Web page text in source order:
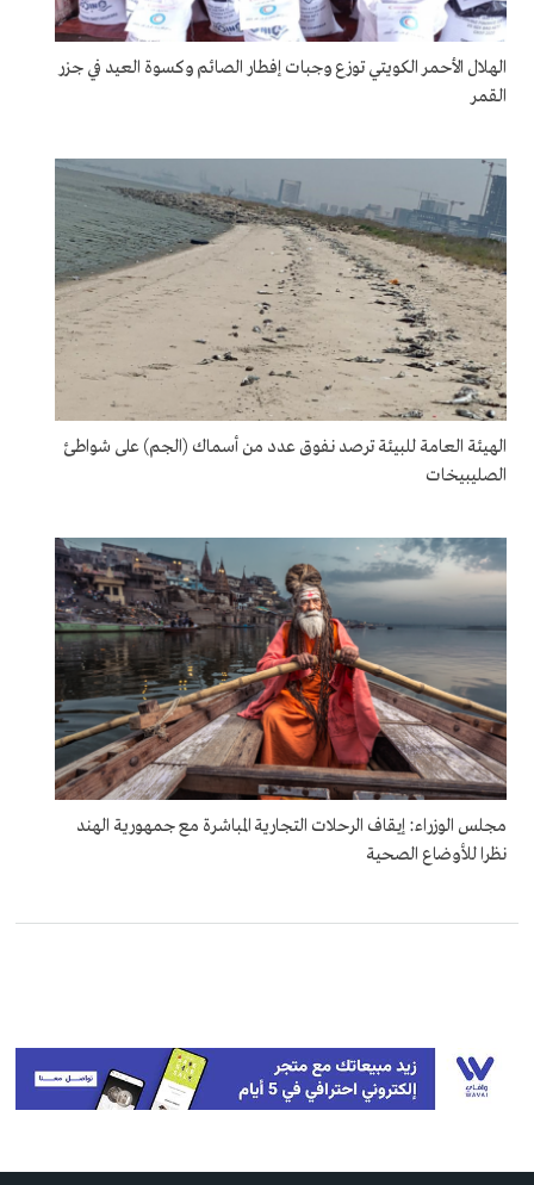
الهلال الأحمر الكويتي توزع وجبات إفطار الصائم وكسوة العيد في جزر
القمر
الهيئة العامة للبيئة ترصد نفوق عدد من أسماك (الجم) على شواطئ
الصليبيخات
مجلس الوزراء: إيقاف الرحلات التجارية المباشرة مع جمهورية الهند
نظرا للأوضاع الصحية